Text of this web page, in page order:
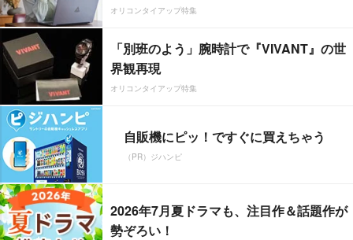
オリコンタイアップ特集
「別班のよう」腕時計で『VIVANT』の世
界観再現
オリコンタイアップ特集
自販機にピッ！ですぐに買えちゃう
（PR）ジハンピ
2026年7月夏ドラマも、注目作＆話題作が
勢ぞろい！